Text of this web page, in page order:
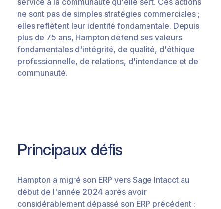
service à la communauté qu'elle sert. Ces actions
ne sont pas de simples stratégies commerciales ;
elles reflètent leur identité fondamentale. Depuis
plus de 75 ans, Hampton défend ses valeurs
fondamentales d'intégrité, de qualité, d'éthique
professionnelle, de relations, d'intendance et de
communauté.
Principaux défis
Hampton a migré son ERP vers Sage Intacct au
début de l'année 2024 après avoir
considérablement dépassé son ERP précédent :